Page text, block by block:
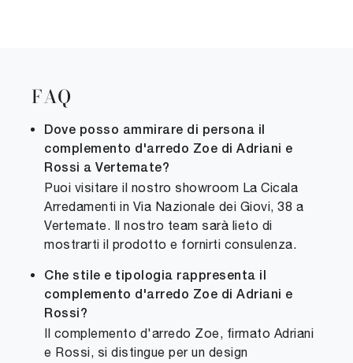
FAQ
Dove posso ammirare di persona il
complemento d'arredo Zoe di Adriani e
Rossi a Vertemate?
Puoi visitare il nostro showroom La Cicala
Arredamenti in Via Nazionale dei Giovi, 38 a
Vertemate. Il nostro team sarà lieto di
mostrarti il prodotto e fornirti consulenza.
Che stile e tipologia rappresenta il
complemento d'arredo Zoe di Adriani e
Rossi?
Il complemento d'arredo Zoe, firmato Adriani
e Rossi, si distingue per un design